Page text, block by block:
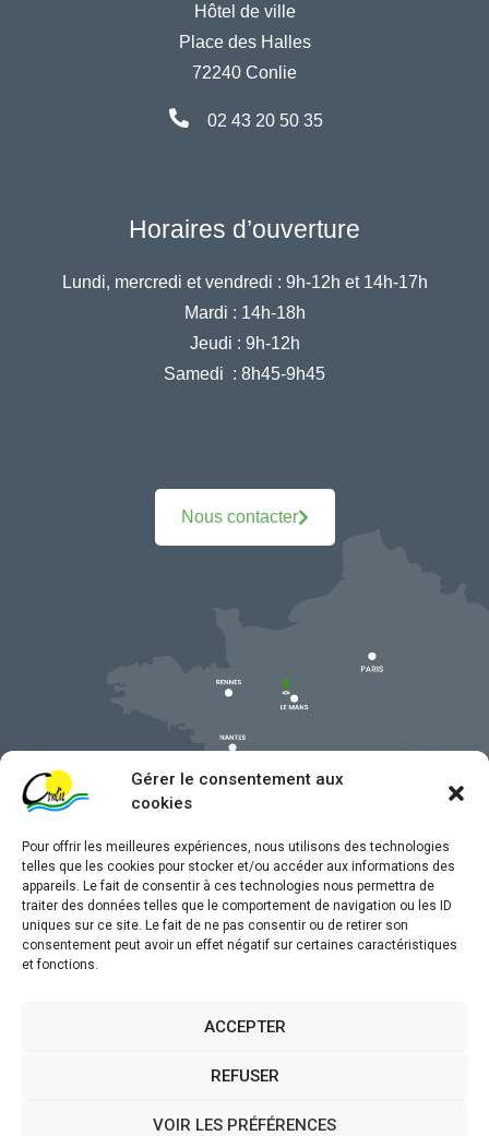
Gérer le consentement aux
cookies
Pour offrir les meilleures expériences, nous utilisons des technologies
telles que les cookies pour stocker et/ou accéder aux informations des
appareils. Le fait de consentir à ces technologies nous permettra de
traiter des données telles que le comportement de navigation ou les ID
uniques sur ce site. Le fait de ne pas consentir ou de retirer son
consentement peut avoir un effet négatif sur certaines caractéristiques
et fonctions.
ACCEPTER
REFUSER
VOIR LES PRÉFÉRENCES
Hôtel de ville
Place des Halles
72240 Conlie
02 43 20 50 35
Horaires d’ouverture
Lundi, mercredi et vendredi : 9h-12h et 14h-17h
Mardi : 14h-18h
Jeudi : 9h-12h
Samedi : 8h45-9h45
Nous contacter
Mentions légales
Traitement de données personnelles